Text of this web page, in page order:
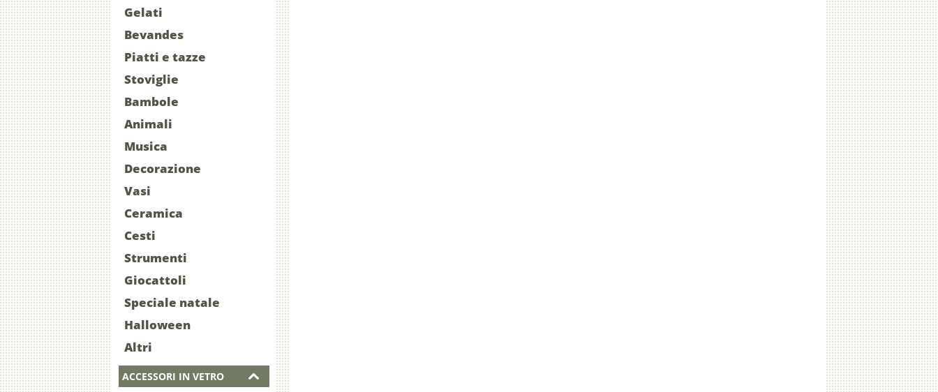
Gelati
Bevandes
Piatti e tazze
Stoviglie
Bambole
Animali
Musica
Decorazione
Vasi
Ceramica
Cesti
Strumenti
Giocattoli
Speciale natale
Halloween
Altri
ACCESSORI IN VETRO